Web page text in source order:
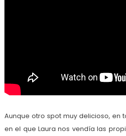
Aunque otro spot muy delicioso, en
en el que Laura nos vendía las